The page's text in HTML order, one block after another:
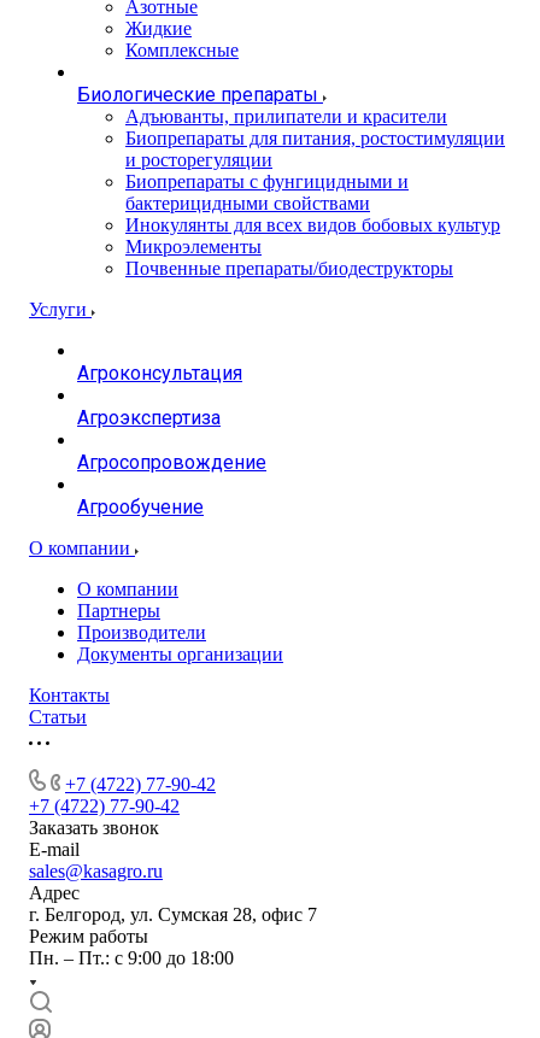
Азотные
Жидкие
Комплексные
Биологические препараты
Адъюванты, прилипатели и красители
Биопрепараты для питания, ростостимуляции
и росторегуляции
Биопрепараты с фунгицидными и
бактерицидными свойствами
Инокулянты для всех видов бобовых культур
Микроэлементы
Почвенные препараты/биодеструкторы
Услуги
Агроконсультация
Агроэкспертиза
Агросопровождение
Агрообучение
О компании
О компании
Партнеры
Производители
Документы организации
Контакты
Статьи
+7 (4722) 77-90-42
+7 (4722) 77-90-42
Заказать звонок
E-mail
sales@kasagro.ru
Адрес
г. Белгород, ул. Сумская 28, офис 7
Режим работы
Пн. – Пт.: с 9:00 до 18:00